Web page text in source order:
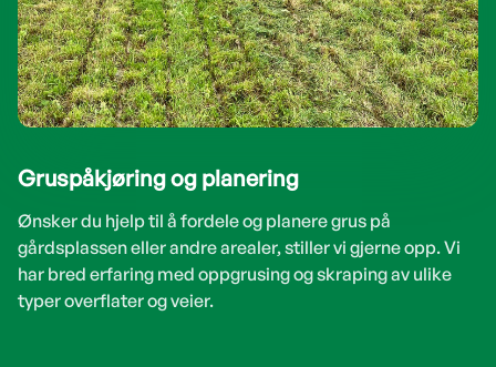
Gruspåkjøring og planering
Ønsker du hjelp til å fordele og planere grus på
gårdsplassen eller andre arealer, stiller vi gjerne opp. Vi
har bred erfaring med oppgrusing og skraping av ulike
typer overflater og veier.